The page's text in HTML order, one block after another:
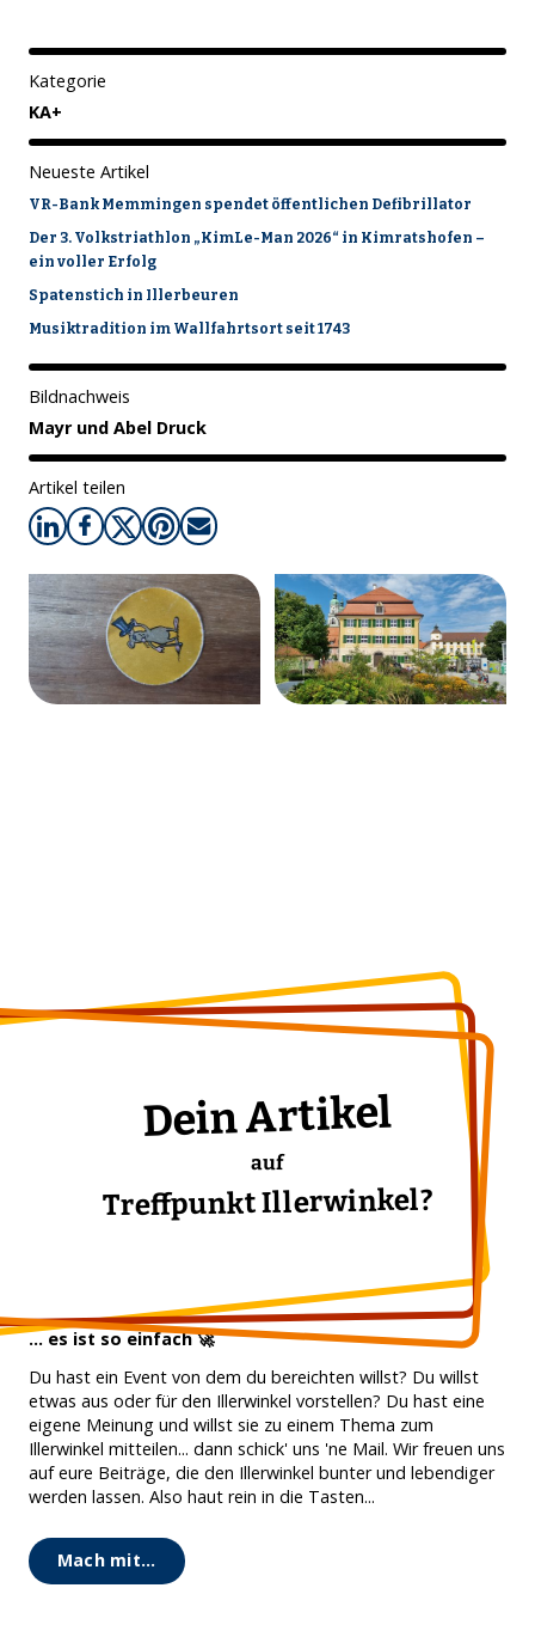
Kategorie
KA+
Neueste Artikel
VR-Bank Memmingen spendet öffentlichen Defibrillator
Der 3. Volkstriathlon „KimLe-Man 2026“ in Kimratshofen –
ein voller Erfolg
Spatenstich in Illerbeuren
Musiktradition im Wallfahrtsort seit 1743
Bildnachweis
Mayr und Abel Druck
Artikel teilen
Dein Artikel
auf
Treffpunkt Illerwinkel?
... es ist so einfach 🚀
Du hast ein Event von dem du bereichten willst? Du willst
etwas aus oder für den Illerwinkel vorstellen? Du hast eine
eigene Meinung und willst sie zu einem Thema zum
Illerwinkel mitteilen... dann schick' uns 'ne Mail. Wir freuen uns
auf eure Beiträge, die den Illerwinkel bunter und lebendiger
werden lassen. Also haut rein in die Tasten...
Mach mit...